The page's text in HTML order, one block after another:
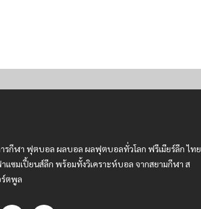
ารกีฬา ฟุตบอล ผลบอล ผลฟุตบอลทั่วโลก ฟรีเมียร์ลีก ไทย
แซมเปี้ยนส์ลีก พร้อมทั้งวิเคราะห์บอล จากสยามกีฬา ส
ร์ตพูล